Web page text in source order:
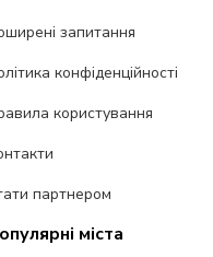
запитання
конфіденційності
користування
партнером
міста